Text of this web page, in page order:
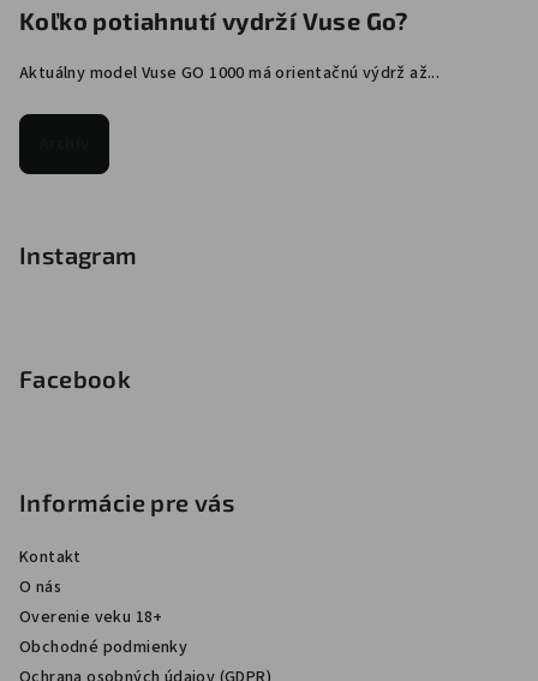
Koľko potiahnutí vydrží Vuse Go?
Aktuálny model Vuse GO 1000 má orientačnú výdrž až...
Instagram
Facebook
Informácie pre vás
Kontakt
O nás
Overenie veku 18+
Obchodné podmienky